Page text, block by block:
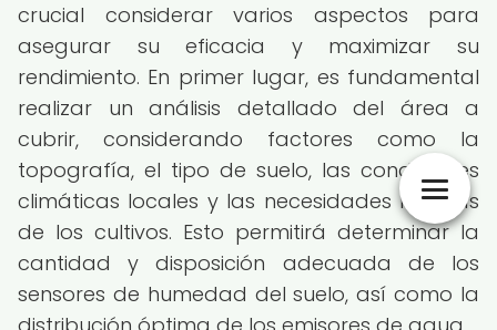
crucial considerar varios aspectos para
asegurar su eficacia y maximizar su
rendimiento. En primer lugar, es fundamental
realizar un análisis detallado del área a
cubrir, considerando factores como la
topografía, el tipo de suelo, las condiciones
climáticas locales y las necesidades hídricas
de los cultivos. Esto permitirá determinar la
cantidad y disposición adecuada de los
sensores de humedad del suelo, así como la